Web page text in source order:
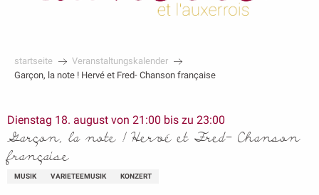
startseite
Veranstaltungskalender
Garçon, la note ! Hervé et Fred- Chanson française
Dienstag 18. august von 21:00 bis zu 23:00
Garçon, la note ! Hervé et Fred- Chanson
française
MUSIK VARIETEEMUSIK KONZERT